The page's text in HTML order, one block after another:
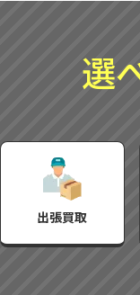
選
出張買取